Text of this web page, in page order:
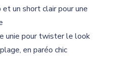
un short clair pour une
unie pour twister le look
en paréo chic